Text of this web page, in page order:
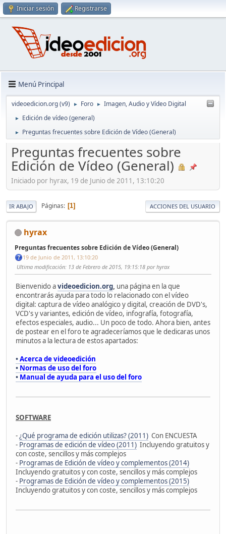
Iniciar sesión Registrarse
Menú Principal
videoedicion.org (v9) ► Foro ► Imagen, Audio y Vídeo Digital
► Edición de vídeo (general)
► Preguntas frecuentes sobre Edición de Vídeo (General)
Preguntas frecuentes sobre
Edición de Vídeo (General)
Iniciado por hyrax, 19 de Junio de 2011, 13:10:20
IR ABAJO Páginas 1 ACCIONES DEL USUARIO
hyrax
Preguntas frecuentes sobre Edición de Vídeo (General)
19 de Junio de 2011, 13:10:20
Ultima modificación: 13 de Febrero de 2015, 19:15:18 por hyrax
Bienvenido avideoedicion.org, una página en la que
encontrarás ayuda para todo lo relacionado con el vídeo
digital: captura de vídeo analógico y digital, creación de DVD's,
VCD's y variantes, edición de vídeo, infografía, fotografía,
efectos especiales, audio... Un poco de todo. Ahora bien, antes
de postear en el foro te agradeceríamos que le dedicaras unos
minutos a la lectura de estos apartados:
•Acerca de videoedición
• Normas de uso del foro
• Manual de ayuda para el uso del foro
SOFTWARE
-¿Qué programa de edición utilizas? (2011) Con ENCUESTA
- Programas de edición de vídeo (2011) Incluyendo gratuitos y
con coste, sencillos y más complejos
- Programas de Edición de vídeo y complementos (2014)
Incluyendo gratuitos y con coste, sencillos y más complejos
- Programas de Edición de vídeo y complementos (2015)
Incluyendo gratuitos y con coste, sencillos y más complejos